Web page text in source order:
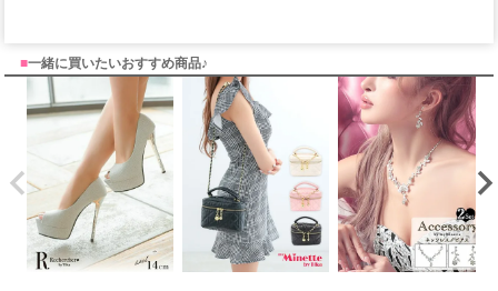
■一緒に買いたいおすすめ商品♪